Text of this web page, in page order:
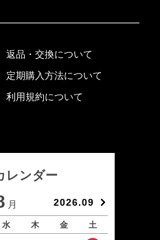
返品・交換について
定期購入方法について
利用規約について
レンダー
月 2026.09
水 木 金 土